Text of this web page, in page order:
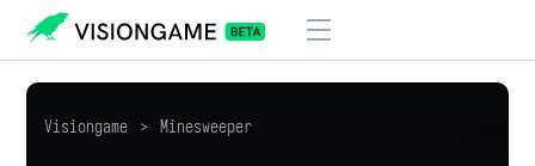
Visiongame > Minesweeper